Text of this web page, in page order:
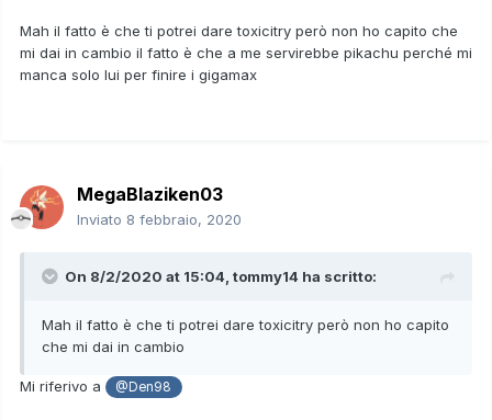
Mah il fatto è che ti potrei dare toxicitry però non ho capito che
mi dai in cambio il fatto è che a me servirebbe pikachu perché mi
manca solo lui per finire i gigamax
MegaBlaziken03
Inviato 8 febbraio, 2020
On 8/2/2020 at 15:04, tommy14 ha scritto:
Mah il fatto è che ti potrei dare toxicitry però non ho capito
che mi dai in cambio
Mi riferivo a @Den98